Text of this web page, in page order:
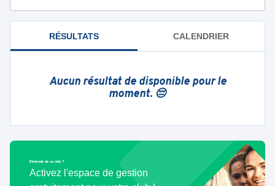
RÉSULTATS CALENDRIER
Aucun résultat de disponible pour le
moment. 😔
Bénévole de ce club ?
Activez l'espace de gestion